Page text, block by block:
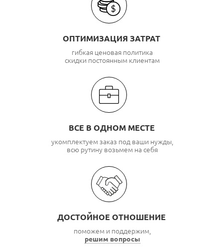
ОПТИМИЗАЦИЯ ЗАТРАТ
гибкая ценовая политика
скидки постоянным клиентам
ВСЕ В ОДНОМ МЕСТЕ
укомплектуем заказ под ваши нужды,
всю рутину возьмем на себя
ДОСТОЙНОЕ ОТНОШЕНИЕ
поможем и поддержим,
решим вопросы